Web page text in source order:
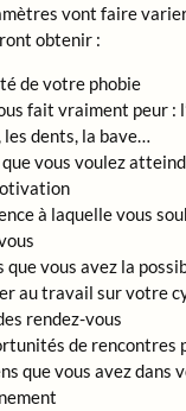
vont faire
obtenir :
de votre phobie
fait vraiment peur :
dents, la bave…
vous voulez
à laquelle vous
que vous avez la
au travail sur votre
rendez-vous
de rencontres
que vous avez dans